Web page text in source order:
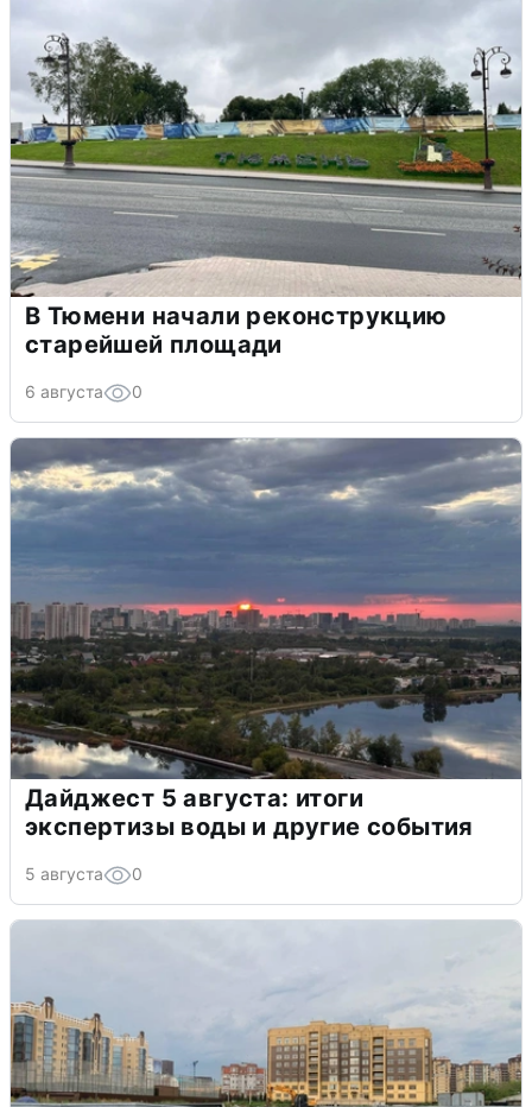
В Тюмени начали реконструкцию
старейшей площади
6 августа 0
Дайджест 5 августа: итоги
экспертизы воды и другие события
5 августа 0